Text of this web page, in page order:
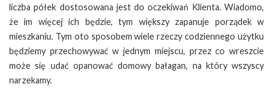
liczba półek dostosowana jest do oczekiwań Klienta. Wiadomo,
że im więcej ich będzie, tym większy zapanuje porządek w
mieszkaniu. Tym oto sposobem wiele rzeczy codziennego użytku
będziemy przechowywać w jednym miejscu, przez co wreszcie
może się udać opanować domowy bałagan, na który wszyscy
narzekamy.